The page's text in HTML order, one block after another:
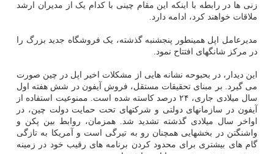
زنی ها در رابطه با اینکه این مقام چینی با کدام یک از مدیران ارشد
ملاقات خواهند کرد، ادامه دارد.
مدیرعامل اپل همینطور پنجشنبه گذشته، یک فروشگاه جدید بزرگ را
در مرکز شانگهای افتتاح نمود.
این دیدار، در بحبوحه نشانه هایی از مشکلات اخیر اپل در چین صورت
می گیرد. بر مبنای تحقیقات مستقل، فروش آیفون در شش هفته اول
سال میلادی جاری، ۲۴ درصد کاسته شده است. ممنوعیت استفاده از
آیفون در سازمانهای دولتی و شرکتهای تحت حمایت دولت چین، در
اواخر سال میلادی گذشته تشدید شد. همزمان، روابط بین پکن و
واشنگتن در بخشهایی همچنان رو به تیرگی است و آمریکا به تازگی
گام های بیشتری برای محدود کردن برنامه های رقیب خود در زمینه